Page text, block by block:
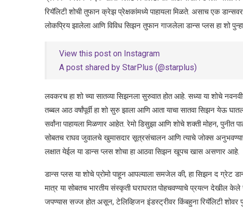
रियॅलिटी शोची तुफान क्रेझ प्रेक्षकांमध्ये पाहायला मिळते. असाच एक
लोकप्रिय झालेला आणि विविध सिझन तुफान गाजलेला डान्स प्लस हा शो
View this post on Instagram
A post shared by StarPlus (@starplus)
लवकरच हा शो च्या सातव्या सिझनला सुरुवात होत आहे. सध्या या शोचे
तब्बल आठ वर्षांपूर्वी हा शो सुरु झाला आणि आता याचा सातवा सिझन येऊ
सर्वांना पाहायला मिळणार आहेत. रेमो डिसुझा आणि शोचे शक्ती मोहन,
सोबतच राघव जुवालचे खुमासदार सूत्रसंचालन आणि त्याचे जोक्स
लक्षात येईल या डान्स प्लस शोचा हा आठवा सिझन खूपच खास असणार आहे.
डान्स प्लस या शोचे प्रोमो पाहून आपल्याला समजेल की, हा सिझन द ग्रेट
मात्र या सोबतच भारतीय संस्कृती घराघरात पोहचवण्याचे प्रयत्न देखील केले
जपण्यास सज्ज होत असून, टेलिव्हिजन इंडस्ट्रीवर किंबहुना रियॅलिटी शोवर